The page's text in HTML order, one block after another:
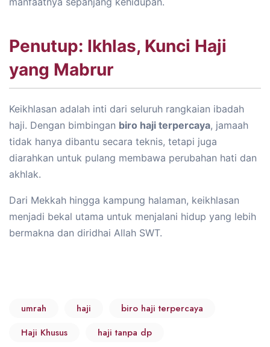
Penutup: Ikhlas, Kunci Haji
yang Mabrur
Keikhlasan adalah inti dari seluruh rangkaian ibadah
haji. Dengan bimbingan biro haji terpercaya, jamaah
tidak hanya dibantu secara teknis, tetapi juga
diarahkan untuk pulang membawa perubahan hati dan
akhlak.
Dari Mekkah hingga kampung halaman, keikhlasan
menjadi bekal utama untuk menjalani hidup yang lebih
bermakna dan diridhai Allah SWT.
umrah haji
biro haji terpercaya
Haji Khusus
haji tanpa dp